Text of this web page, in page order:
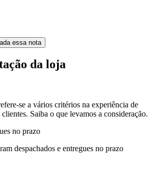
essa nota
da loja
se a vários critérios na experiência de
Saiba o que levamos a consideração.
no prazo
despachados e entregues no prazo